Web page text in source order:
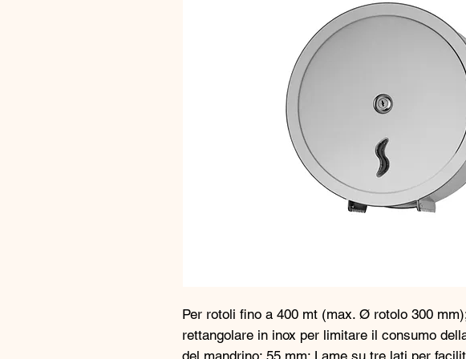
Per rotoli fino a 400 mt (max. Ø rotolo 300
rettangolare in inox per limitare il consumo